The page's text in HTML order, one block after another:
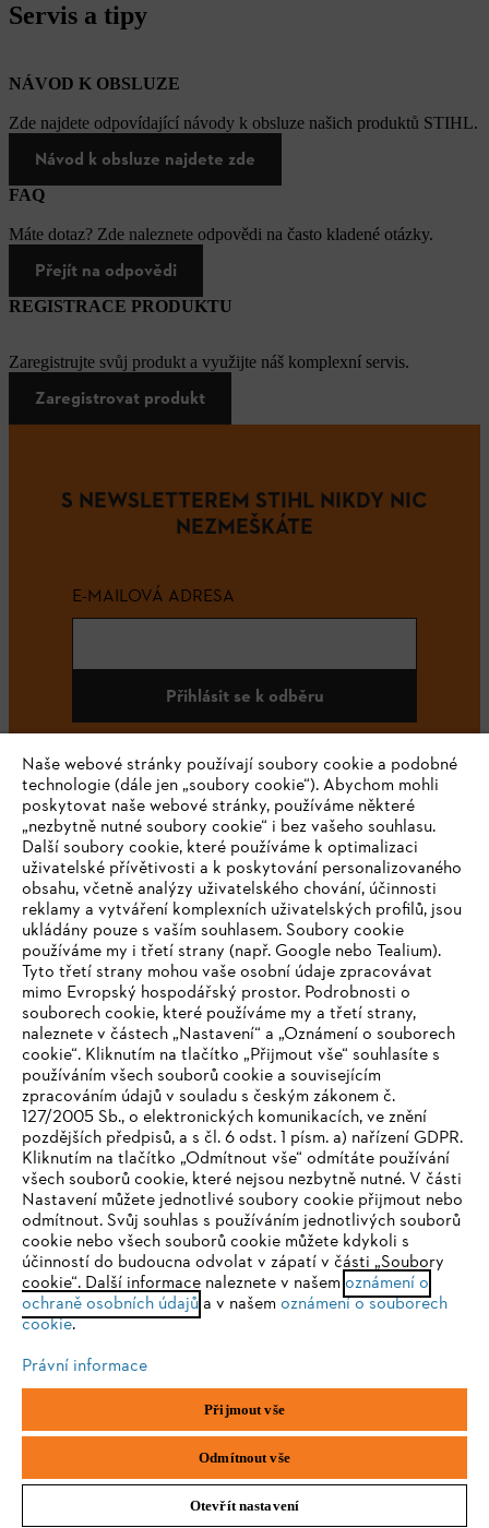
Servis a tipy
NÁVOD K OBSLUZE
Zde najdete odpovídající návody k obsluze našich produktů STIHL.
Návod k obsluze najdete zde
FAQ
Máte dotaz? Zde naleznete odpovědi na často kladené otázky.
Přejít na odpovědi
REGISTRACE PRODUKTU
Zaregistrujte svůj produkt a využijte náš komplexní servis.
Zaregistrovat produkt
S NEWSLETTEREM STIHL NIKDY NIC
NEZMEŠKÁTE
E-MAILOVÁ ADRESA
Přihlásit se k odběru
#STIHL
Společnost
STIHL FAQ
Služby
Ochrana osobních údajů Právní doložka Cookies
Chrlická 753
IHR BROWSER WIRD NICHT
UNTERSTÜTZT
Sie nutzen einen Browser, den wir noch nicht unterstützen. Für
eine optimale Nutzung unserer Seite empfehlen wir Ihnen, zu
einem der folgenden Browser zu wechseln:
Firefox Chrome
Naše webové stránky používají soubory cookie a podobné
technologie (dále jen „soubory cookie“). Abychom mohli
poskytovat naše webové stránky, používáme některé
„nezbytně nutné soubory cookie“ i bez vašeho souhlasu.
Další soubory cookie, které používáme k optimalizaci
uživatelské přívětivosti a k poskytování personalizovaného
obsahu, včetně analýzy uživatelského chování, účinnosti
reklamy a vytváření komplexních uživatelských profilů, jsou
ukládány pouze s vaším souhlasem. Soubory cookie
používáme my i třetí strany (např. Google nebo Tealium).
Tyto třetí strany mohou vaše osobní údaje zpracovávat
mimo Evropský hospodářský prostor. Podrobnosti o
souborech cookie, které používáme my a třetí strany,
naleznete v částech „Nastavení“ a „Oznámení o souborech
cookie“. Kliknutím na tlačítko „Přijmout vše“ souhlasíte s
používáním všech souborů cookie a souvisejícím
zpracováním údajů v souladu s českým zákonem č.
127/2005 Sb., o elektronických komunikacích, ve znění
pozdějších předpisů, a s čl. 6 odst. 1 písm. a) nařízení GDPR.
Kliknutím na tlačítko „Odmítnout vše“ odmítáte používání
všech souborů cookie, které nejsou nezbytně nutné. V části
Nastavení můžete jednotlivé soubory cookie přijmout nebo
odmítnout. Svůj souhlas s používáním jednotlivých souborů
cookie nebo všech souborů cookie můžete kdykoli s
účinností do budoucna odvolat v zápatí v části „Soubory
cookie“. Další informace naleznete v našem oznámení o
ochraně osobních údajůa v našem oznámení o souborech
cookie.
Právní informace
Přijmout vše
Odmítnout vše
Otevřít nastavení